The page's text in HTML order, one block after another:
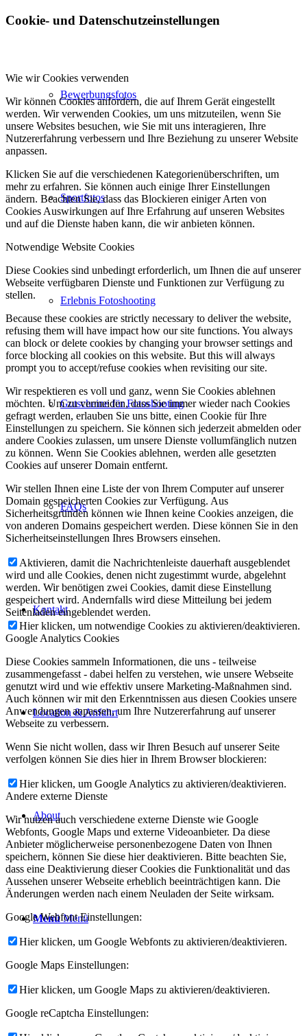
Bewerbungsfotos
Sportfotos
Erlebnis Fotoshooting
Gutscheine für Fotoshooting
FAQs
Kontakt
Location & Anfahrt
About
Menü Menü
Cookie- und Datenschutzeinstellungen
Wie wir Cookies verwenden
Wir können Cookies anfordern, die auf Ihrem Gerät eingestellt
werden. Wir verwenden Cookies, um uns mitzuteilen, wenn Sie
unsere Websites besuchen, wie Sie mit uns interagieren, Ihre
Nutzererfahrung verbessern und Ihre Beziehung zu unserer Website
anpassen.
Klicken Sie auf die verschiedenen Kategorienüberschriften, um
mehr zu erfahren. Sie können auch einige Ihrer Einstellungen
ändern. Beachten Sie, dass das Blockieren einiger Arten von
Cookies Auswirkungen auf Ihre Erfahrung auf unseren Websites
und auf die Dienste haben kann, die wir anbieten können.
Notwendige Website Cookies
Diese Cookies sind unbedingt erforderlich, um Ihnen die auf unserer
Webseite verfügbaren Dienste und Funktionen zur Verfügung zu
stellen.
Because these cookies are strictly necessary to deliver the website,
refusing them will have impact how our site functions. You always
can block or delete cookies by changing your browser settings and
force blocking all cookies on this website. But this will always
prompt you to accept/refuse cookies when revisiting our site.
Wir respektieren es voll und ganz, wenn Sie Cookies ablehnen
möchten. Um zu vermeiden, dass Sie immer wieder nach Cookies
gefragt werden, erlauben Sie uns bitte, einen Cookie für Ihre
Einstellungen zu speichern. Sie können sich jederzeit abmelden oder
andere Cookies zulassen, um unsere Dienste vollumfänglich nutzen
zu können. Wenn Sie Cookies ablehnen, werden alle gesetzten
Cookies auf unserer Domain entfernt.
Wir stellen Ihnen eine Liste der von Ihrem Computer auf unserer
Domain gespeicherten Cookies zur Verfügung. Aus
Sicherheitsgründen können wie Ihnen keine Cookies anzeigen, die
von anderen Domains gespeichert werden. Diese können Sie in den
Sicherheitseinstellungen Ihres Browsers einsehen.
Aktivieren, damit die Nachrichtenleiste dauerhaft ausgeblendet
wird und alle Cookies, denen nicht zugestimmt wurde, abgelehnt
werden. Wir benötigen zwei Cookies, damit diese Einstellung
gespeichert wird. Andernfalls wird diese Mitteilung bei jedem
Seitenladen eingeblendet werden.
Hier klicken, um notwendige Cookies zu aktivieren/deaktivieren.
Google Analytics Cookies
Diese Cookies sammeln Informationen, die uns - teilweise
zusammengefasst - dabei helfen zu verstehen, wie unsere Webseite
genutzt wird und wie effektiv unsere Marketing-Maßnahmen sind.
Auch können wir mit den Erkenntnissen aus diesen Cookies unsere
Anwendungen anpassen, um Ihre Nutzererfahrung auf unserer
Webseite zu verbessern.
Wenn Sie nicht wollen, dass wir Ihren Besuch auf unserer Seite
verfolgen können Sie dies hier in Ihrem Browser blockieren:
Hier klicken, um Google Analytics zu aktivieren/deaktivieren.
Andere externe Dienste
Wir nutzen auch verschiedene externe Dienste wie Google
Webfonts, Google Maps und externe Videoanbieter. Da diese
Anbieter möglicherweise personenbezogene Daten von Ihnen
speichern, können Sie diese hier deaktivieren. Bitte beachten Sie,
dass eine Deaktivierung dieser Cookies die Funktionalität und das
Aussehen unserer Webseite erheblich beeinträchtigen kann. Die
Änderungen werden nach einem Neuladen der Seite wirksam.
Google Webfont Einstellungen:
Hier klicken, um Google Webfonts zu aktivieren/deaktivieren.
Google Maps Einstellungen:
Hier klicken, um Google Maps zu aktivieren/deaktivieren.
Google reCaptcha Einstellungen: